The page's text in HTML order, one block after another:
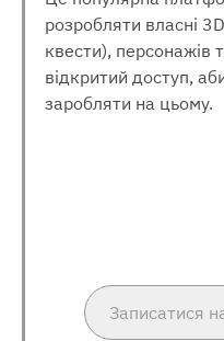
розробляти власні
квести), персонажів
відкритий доступ,
заробляти на цьому.
Записатися